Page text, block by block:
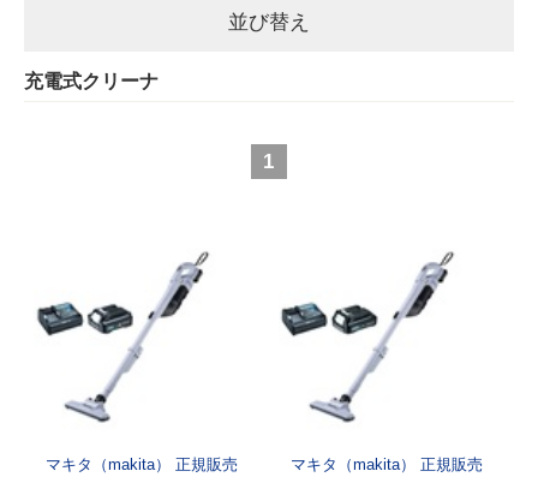
並び替え
充電式クリーナ
1
マキタ（makita） 正規販売
マキタ（makita） 正規販売